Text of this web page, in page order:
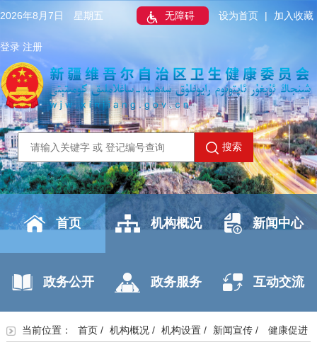
2026年8月7日 星期五 无障碍 设为首页 | 加入收藏
登录 注册
搜索
首页 机构概况 新闻中心
政务公开 政务服务 互动交流
当前位置： 首页/ 机构概况/ 机构设置/ 新闻宣传/ 健康促进